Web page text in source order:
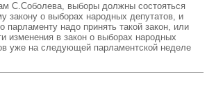
С.Соболева, выборы должны состояться
закону о выборах народных депутатов, и
парламенту надо принять такой закон, или
изменения в закон о выборах народных
уже на следующей парламентской неделе